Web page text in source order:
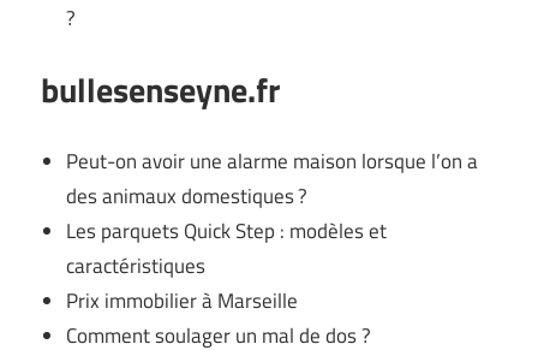
?
bullesenseyne.fr
Peut-on avoir une alarme maison lorsque l’on a
des animaux domestiques ?
Les parquets Quick Step : modèles et
caractéristiques
Prix immobilier à Marseille
Comment soulager un mal de dos ?